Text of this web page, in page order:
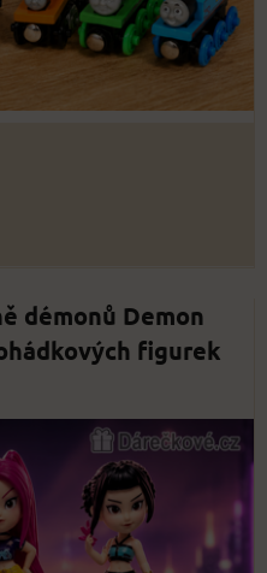
démonů Demon
figurek